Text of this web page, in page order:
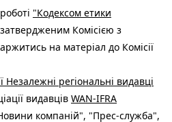
"Кодексом етики
Комісією з
на матеріал до Комісії
Незалежні регіональні видавці
видавців WAN-IFRA
компаній", "Прес-служба",